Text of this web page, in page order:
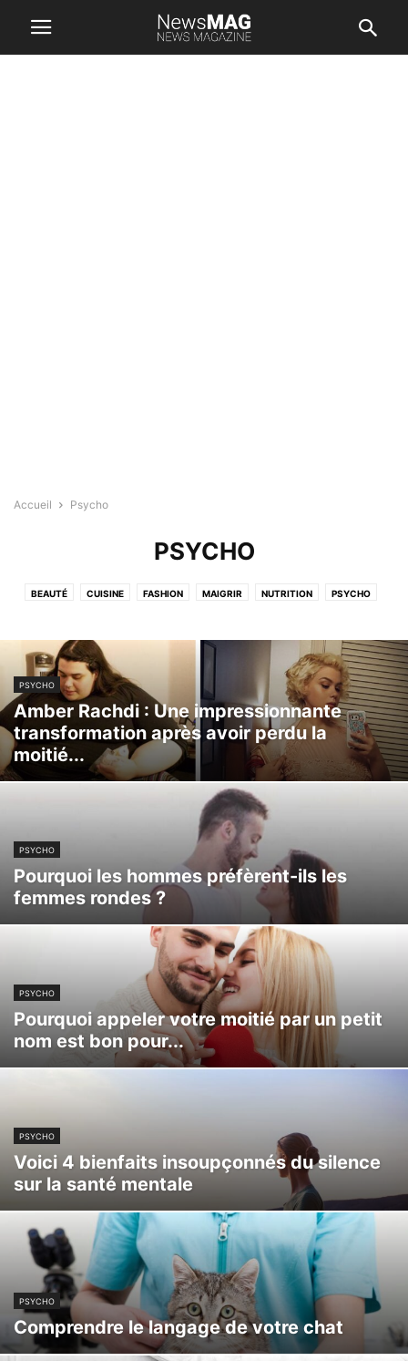
Accueil Psycho
PSYCHO
BEAUTÉ CUISINE FASHION MAIGRIR NUTRITION PSYCHO
PSYCHO
Amber Rachdi : Une impressionnante
transformation après avoir perdu la
moitié...
PSYCHO
Pourquoi les hommes préfèrent-ils les
femmes rondes ?
PSYCHO
Pourquoi appeler votre moitié par un petit
nom est bon pour...
PSYCHO
Voici 4 bienfaits insoupçonnés du silence
sur la santé mentale
PSYCHO
Comprendre le langage de votre chat